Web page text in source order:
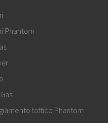
Phantom
tattico Phantom